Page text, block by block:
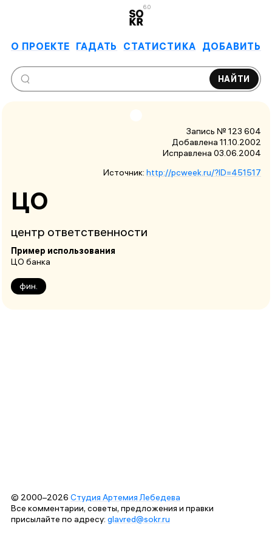
6.0
О ПРОЕКТЕ ГАДАТЬ СТАТИСТИКА ДОБАВИТЬ
НАЙТИ
Запись № 123 604
Добавлена 11.10.2002
Исправлена 03.06.2004
Источник: http://pcweek.ru/?ID=451517
ЦО
центр ответственности
Пример использования
ЦО банка
фин.
© 2000–2026 Студия Артемия Лебедева
Все комментарии, советы, предложения и правки
присылайте по адресу: glavred@sokr.ru